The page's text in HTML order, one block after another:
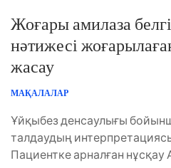
Жоғары амилаза
нәтижесі
жасау
МАҚАЛАЛАР
Ұйқыбез денсаулығы
талдаудың
Пациентке арналған